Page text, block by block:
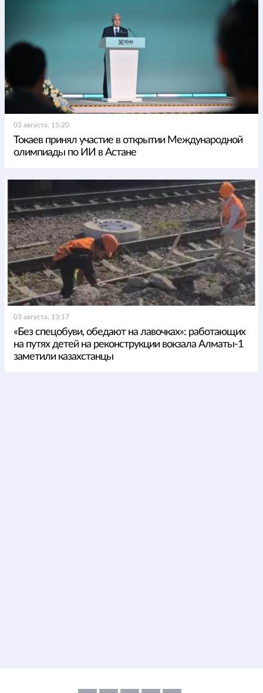
03 августа, 15:20
Токаев принял участие в открытии Международной
олимпиады по ИИ в Астане
03 августа, 13:17
«Без спецобуви, обедают на лавочках»: работающих
на путях детей на реконструкции вокзала Алматы-1
заметили казахстанцы